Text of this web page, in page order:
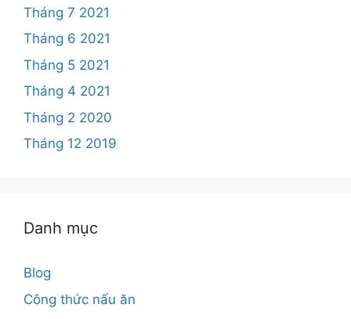
Tháng 7 2021
Tháng 6 2021
Tháng 5 2021
Tháng 4 2021
Tháng 2 2020
Tháng 12 2019
Danh mục
Blog
Công thức nấu ăn